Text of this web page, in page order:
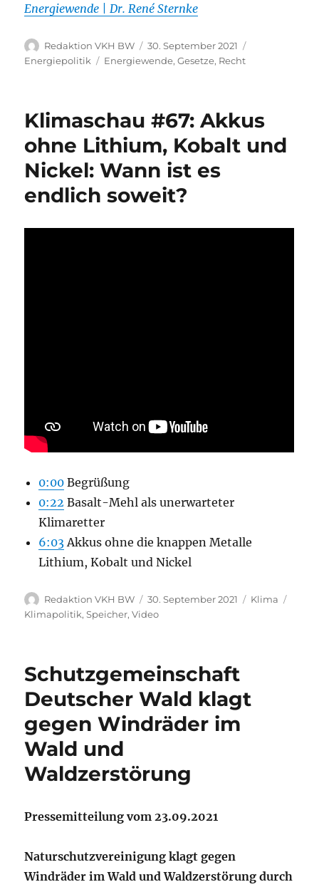
Energiewende | Dr. René Sternke
Autor
Redaktion VKH BW
Veröffentlicht
am
30. September 2021
Energiepolitik
Schlagwörter
Energiewende,Gesetze, Recht
Klimaschau #67: Akkus
ohne Lithium, Kobalt und
Nickel: Wann ist es
endlich soweit?
0:00 Begrüßung
0:22 Basalt-Mehl als unerwarteter
Klimaretter
6:03Akkus ohne die knappen Metalle
Lithium, Kobalt und Nickel
Autor
Redaktion VKH BW
Veröffentlicht
am
30. September 2021 Kategorien
Klima
Klimapolitik,Speicher,Video
Schutzgemeinschaft
Deutscher Wald klagt
gegen Windräder im
Wald und
Waldzerstörung
Pressemitteilung vom 23.09.2021
Naturschutzvereinigung klagt gegen
Windräder im Wald und Waldzerstörung durch